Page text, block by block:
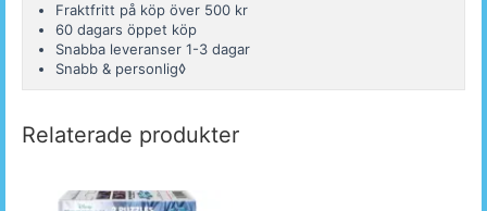
Fraktfritt på köp över 500 kr
60 dagars öppet köp
Snabba leveranser 1-3 dagar
Snabb & personlig◊
Relaterade produkter